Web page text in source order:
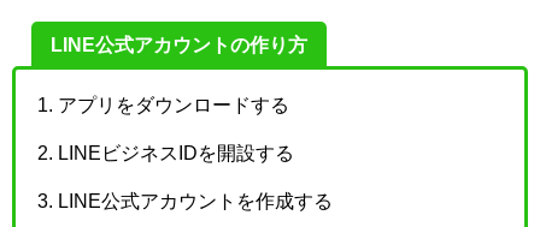
LINE公式アカウントの作り方
アプリをダウンロードする
LINEビジネスIDを開設する
LINE公式アカウントを作成する